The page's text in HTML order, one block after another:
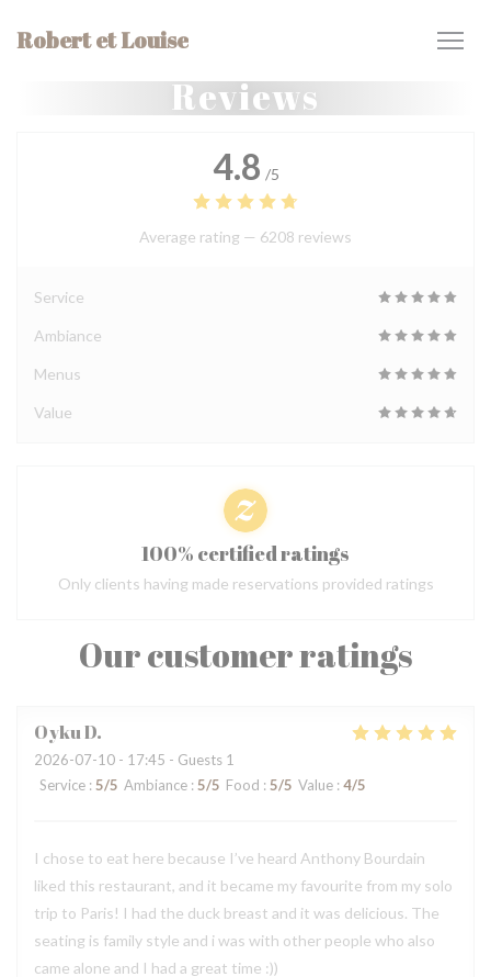
Robert et Louise
Reviews
Our customer ratings
OykuD
2026-07-10 - 17:45 - Guests 1
Service : 5/5 Ambiance : 5/5 Food : 5/5 Value : 4/5
I chose to eat here because I’ve heard Anthony Bourdain
liked this restaurant, and it became my favourite from my solo
trip to Paris! I had the duck breast and it was delicious. The
seating is family style and i was with other people who also
came alone and I had a great time :))
4.8 /5
Average rating — 6208 reviews
Service
Ambiance
Menus
Value
100% certified ratings
Only clients having made reservations provided ratings